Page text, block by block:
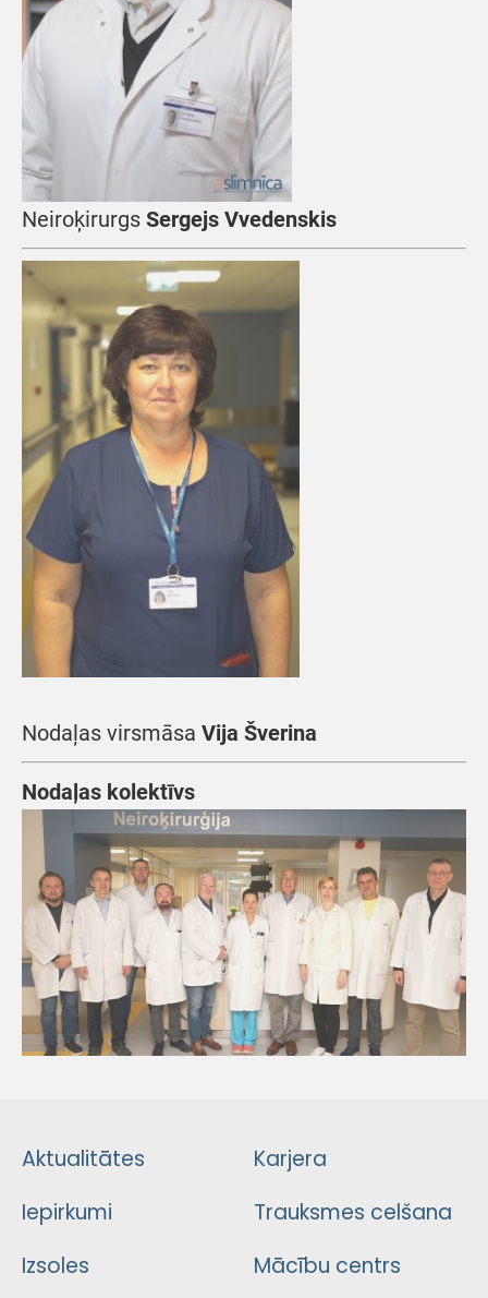
Neiroķirurgs Sergejs Vvedenskis
Nodaļas virsmāsa Vija Šverina
Nodaļas kolektīvs
Aktualitātes
Iepirkumi
Izsoles
Karjera
Trauksmes celšana
Mācību centrs